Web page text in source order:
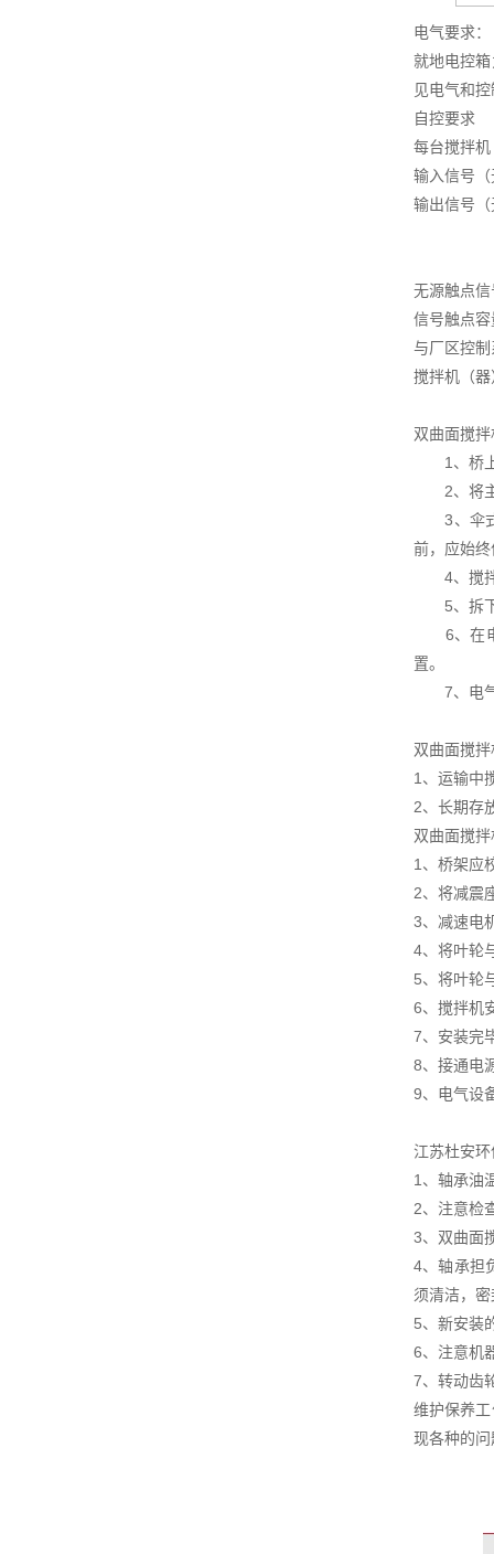
电气要求：
就地电控
见电气和
自控要求
每台搅拌
输入信号
输出信号
无源触点
信号触点
与厂区控
搅拌机（
双曲面搅
1、桥上
2、将主
3、伞式
前，应始
4、搅拌
5、拆下
6、在电
置。
7、电气
双曲面搅
1、运输中
2、长期存
双曲面搅
1、桥架应
2、将减震
3、减速电
4、将叶轮
5、将叶轮
6、搅拌机
7、安装完
8、接通电
9、电气设
江苏杜安
1、轴承油
2、注意检
3、双曲面
4、轴承担
须清洁，
5、新安装
6、注意机
7、转动齿
维护保养
现各种的